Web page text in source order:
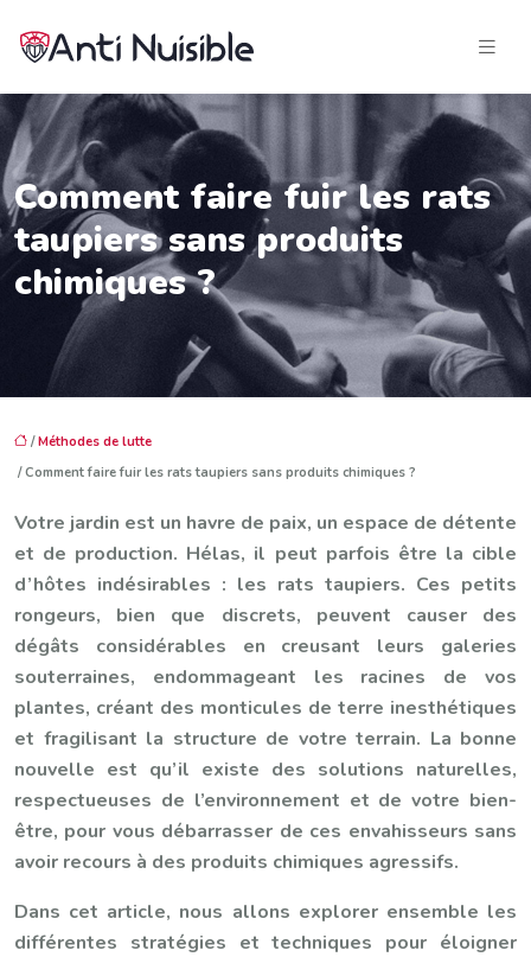
Comment faire fuir les rats
taupiers sans produits
chimiques ?
/Méthodes de lutte
/ Comment faire fuir les rats taupiers sans produits chimiques ?
Votre jardin est un havre de paix, un espace de détente
et de production. Hélas, il peut parfois être la cible
d’hôtes indésirables : les rats taupiers. Ces petits
rongeurs, bien que discrets, peuvent causer des
dégâts considérables en creusant leurs galeries
souterraines, endommageant les racines de vos
plantes, créant des monticules de terre inesthétiques
et fragilisant la structure de votre terrain. La bonne
nouvelle est qu’il existe des solutions naturelles,
respectueuses de l’environnement et de votre bien-
être, pour vous débarrasser de ces envahisseurs sans
avoir recours à des produits chimiques agressifs.
Dans cet article, nous allons explorer ensemble les
différentes stratégies et techniques pour éloigner